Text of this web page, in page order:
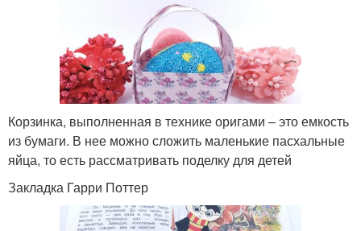
Корзинка, выполненная в технике оригами – это емкость
из бумаги. В нее можно сложить маленькие пасхальные
яйца, то есть рассматривать поделку для детей
Закладка Гарри Поттер